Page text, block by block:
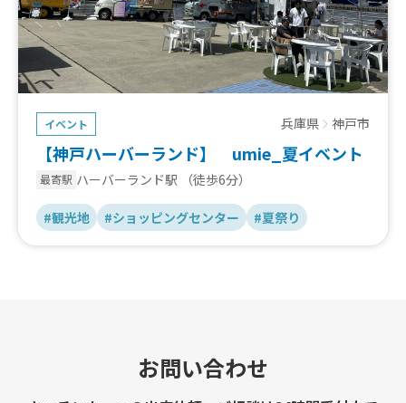
イベント 兵庫県 神戸市
【神戸ハーバーランド】 umie_夏イベント
最寄駅 ハーバーランド駅 （徒歩6分）
#観光地 #ショッピングセンター #夏祭り
お問い合わせ